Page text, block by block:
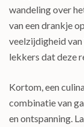
wandeling over
van een drankje
veelzijdigheid van
lekkers dat deze
Kortom, een
combinatie van
en ontspanning.